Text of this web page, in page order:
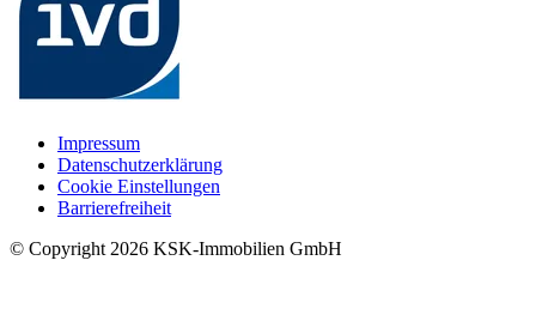
Impressum
Datenschutzerklärung
Cookie Einstellungen
Barrierefreiheit
© Copyright 2026 KSK-Immobilien GmbH